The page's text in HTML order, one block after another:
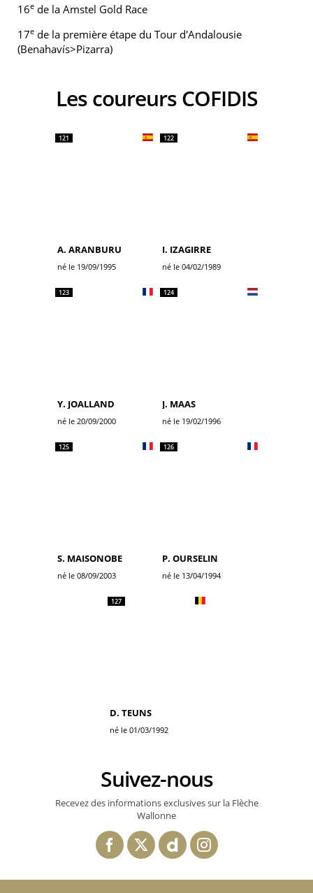
16e de la Amstel Gold Race
17e de la première étape du Tour d'Andalousie
(Benahavís>Pizarra)
Les coureurs COFIDIS
121
A. ARANBURU
né le 19/09/1995
122
I. IZAGIRRE
né le 04/02/1989
123
Y. JOALLAND
né le 20/09/2000
124
J. MAAS
né le 19/02/1996
125
S. MAISONOBE
né le 08/09/2003
126
P. OURSELIN
né le 13/04/1994
127
D. TEUNS
né le 01/03/1992
Suivez-nous
Recevez des informations exclusives sur la Flèche
Wallonne